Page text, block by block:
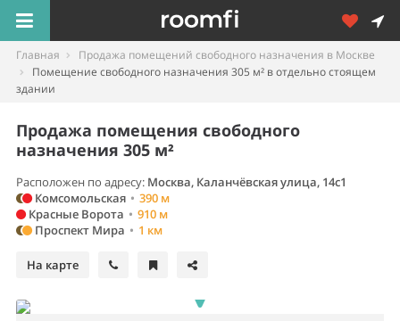
Главная
Продажа помещений свободного назначения в Москве
Помещение свободного назначения 305 м² в отдельно стоящем
здании
Продажа помещения свободного
назначения 305 м²
Расположен по адресу: Москва, Каланчёвская улица, 14с1
Комсомольская • 390 м
Красные Ворота • 910 м
Проспект Мира • 1 км
На карте